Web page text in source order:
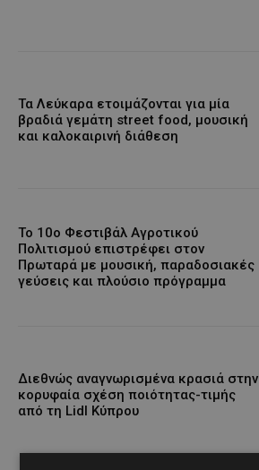
Τα Λεύκαρα ετοιμάζονται για μία
βραδιά γεμάτη street food, μουσική
και καλοκαιρινή διάθεση
Το 10ο Φεστιβάλ Αγροτικού
Πολιτισμού επιστρέφει στον
Πρωταρά με μουσική, παραδοσιακές
γεύσεις και πλούσιο πρόγραμμα
Διεθνώς αναγνωρισμένα κρασιά στην
κορυφαία σχέση ποιότητας-τιμής
από τη Lidl Κύπρου